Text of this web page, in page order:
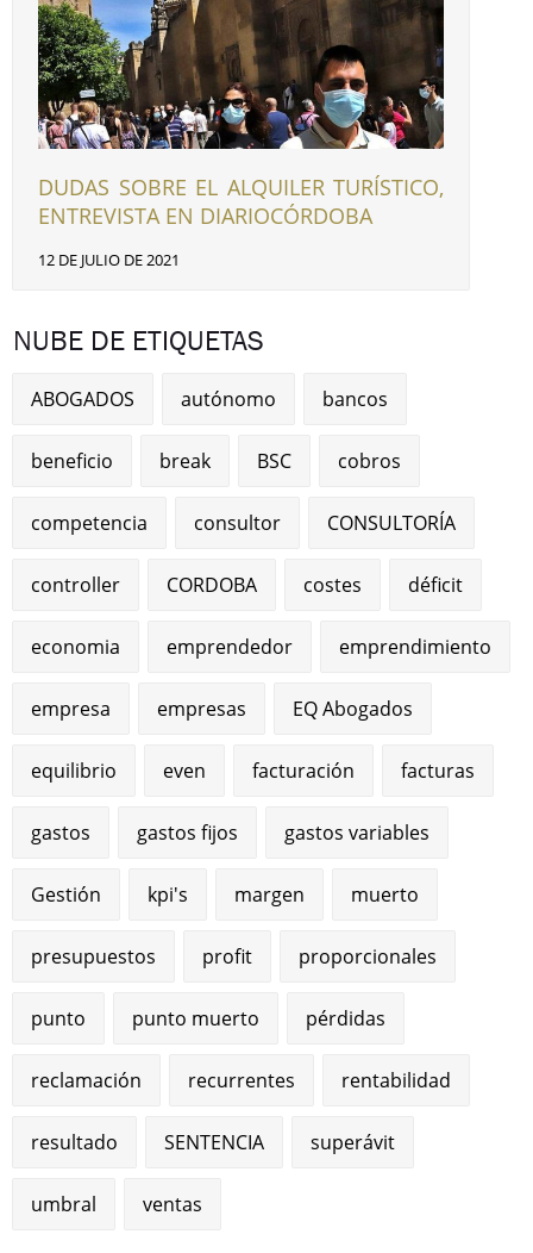
DUDAS SOBRE EL ALQUILER TURÍSTICO,
ENTREVISTA EN DIARIOCÓRDOBA
12 DE JULIO DE 2021
NUBE DE ETIQUETAS
ABOGADOS autónomo bancos
beneficio break BSC cobros
competencia consultor CONSULTORÍA
controller CORDOBA costes déficit
economia emprendedor emprendimiento
empresa empresas EQ Abogados
equilibrio even facturación facturas
gastos gastos fijos gastos variables
Gestión kpi's margen muerto
presupuestos profit proporcionales
punto punto muerto pérdidas
reclamación recurrentes rentabilidad
resultado SENTENCIA superávit
umbral ventas